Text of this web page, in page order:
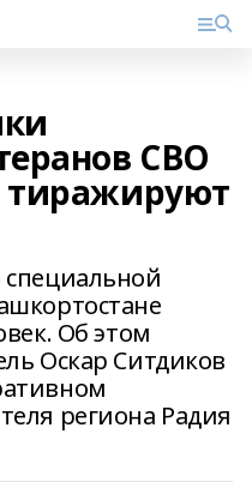
СВО
тиражируют
Об этом
Оскар Ситдиков
региона Радия